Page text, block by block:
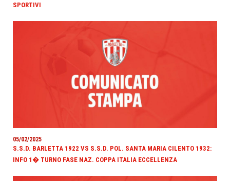
SPORTIVI
05/02/2025
S.S.D. BARLETTA 1922 VS S.S.D. POL. SANTA MARIA CILENTO 1932:
INFO 1� TURNO FASE NAZ. COPPA ITALIA ECCELLENZA